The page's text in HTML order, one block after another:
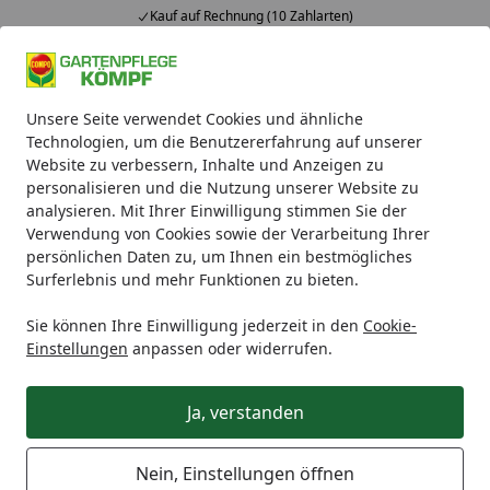
Unsere Seite verwendet Cookies und ähnliche
Technologien, um die Benutzererfahrung auf unserer
Website zu verbessern, Inhalte und Anzeigen zu
personalisieren und die Nutzung unserer Website zu
analysieren. Mit Ihrer Einwilligung stimmen Sie der
Verwendung von Cookies sowie der Verarbeitung Ihrer
persönlichen Daten zu, um Ihnen ein bestmögliches
Surferlebnis und mehr Funktionen zu bieten.
Sie können Ihre Einwilligung jederzeit in den Cookie-
Einstellungen anpassen oder widerrufen.
Ja, verstanden
Nein, Einstellungen öffnen
Kauf auf Rechnung (10 Zahlarten)
Alle Produkte
Mein Konto
Suchen
Startseite
Rasenpflege Rasendünger Compo Bio Rasendünger
Compo Bio Rasendünger 10,05 kg
für 250 m²